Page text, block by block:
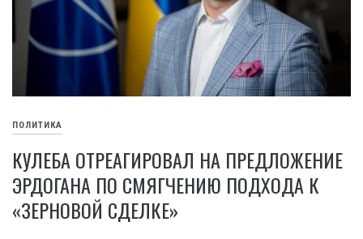
ПОЛИТИКА
КУЛЕБА ОТРЕАГИРОВАЛ НА ПРЕДЛОЖЕНИЕ
ЭРДОГАНА ПО СМЯГЧЕНИЮ ПОДХОДА К
«ЗЕРНОВОЙ СДЕЛКЕ»